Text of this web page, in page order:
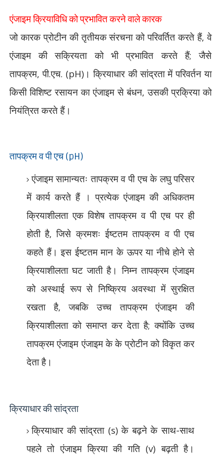
एंजाइम क्रियाविधि को प्रभावित करने वाले कारक
जो कारक प्रोटीन की तृतीयक संरचना को परिवर्तित करते हैं,वे
एंजाइम की सक्रियता को भी प्रभावित करते हैं;जैसे
तापक्रम,पी.एच. (pH) । क्रियाधार की सांद्रता में परिवर्तन या
किसी विशिष्ट रसायन का एंजाइम से बंधन,उसकी प्रक्रिया को
नियंत्रित करते हैं।
तापक्रम व पी एच (pH)
एंजाइम सामान्यतः तापक्रम व पी एच के लघु परिसर
में कार्य करते हैं । प्रत्येक एंजाइम की अधिकतम
क्रियाशीलता एक विशेष तापक्रम व पी एच पर ही
होती है,जिसे क्रमशः ईष्टतम तापक्रम व पी एच
कहते हैं। इस ईष्टतम मान के ऊपर या नीचे होने से
क्रियाशीलता घट जाती है। निम्न तापक्रम एंजाइम
को अस्थाई रूप से निष्क्रिय अवस्था में सुरक्षित
रखता है,जबकि उच्च तापक्रम एंजाइम की
क्रियाशीलता को समाप्त कर देता है;क्योंकि उच्च
तापक्रम एंजाइम एंजाइम के के प्रोटीन को विकृत कर
देता है।
क्रियाधार की सांद्रता
क्रियाधार की सांद्रता (s)के बढ़ने के साथ-साथ
पहले तो एंजाइम क्रिया की गति (v)बढ़ती है।